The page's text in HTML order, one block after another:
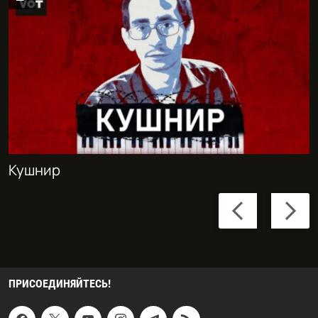
Previous
slide
Next
slide
Кушнир
ПРИСОЕДИНЯЙТЕСЬ!